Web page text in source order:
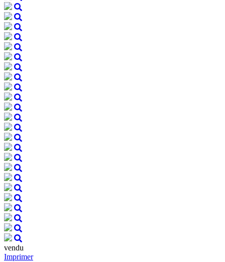
vendu
Imprimer